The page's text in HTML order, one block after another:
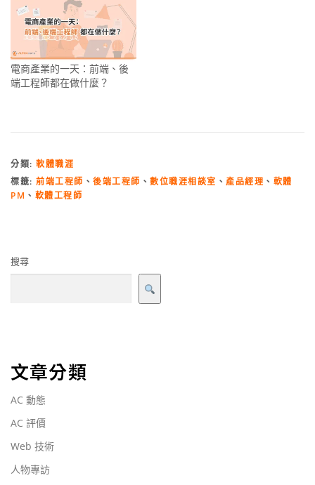
電商產業的一天：前端、後
端工程師都在做什麼？
分類: 軟體職涯
標籤: 前端工程師 、 後端工程師 、 數位職涯相談室 、 產品經理 、 軟體
PM 、 軟體工程師
搜尋
文章分類
AC 動態
AC 評價
Web 技術
人物專訪